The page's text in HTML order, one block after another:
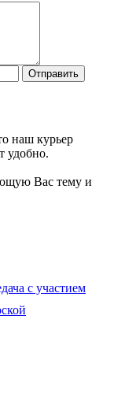
наш курьер
удобно.
Вас тему и
с участием